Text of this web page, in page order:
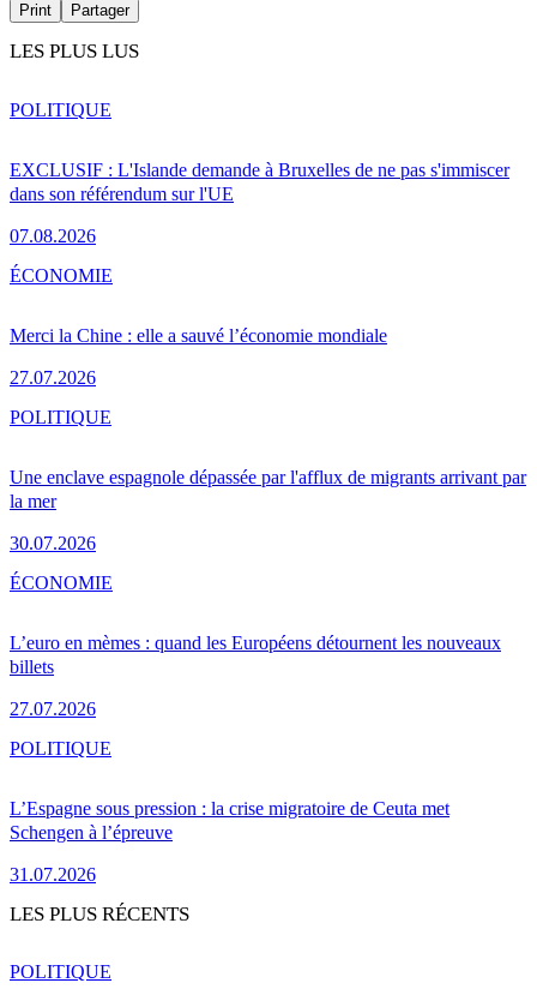
Print Partager
LES PLUS LUS
EXCLUSIF : L'Islande demande à Bruxelles de ne pas s'immiscer
dans son référendum sur l'UE
07.08.2026
POLITIQUE
Merci la Chine : elle a sauvé l’économie mondiale
27.07.2026
ÉCONOMIE
Une enclave espagnole dépassée par l'afflux de migrants arrivant par
la mer
30.07.2026
POLITIQUE
L’euro en mèmes : quand les Européens détournent les nouveaux
billets
27.07.2026
ÉCONOMIE
L’Espagne sous pression : la crise migratoire de Ceuta met
Schengen à l’épreuve
31.07.2026
POLITIQUE
LES PLUS RÉCENTS
POLITIQUE